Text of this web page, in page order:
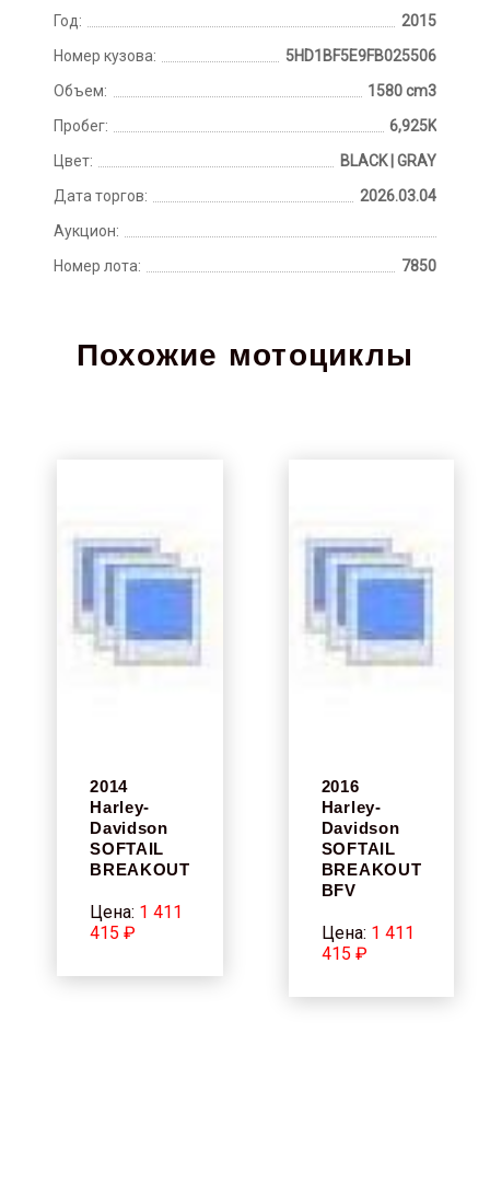
Год:
2015
Номер кузова:
5HD1BF5E9FB025506
Объем:
1580 cm3
Пробег:
6,925K
Цвет:
BLACK | GRAY
Дата торгов:
2026.03.04
Аукцион:
Номер лота:
7850
Похожие мотоциклы
2014
Harley-
Davidson
SOFTAIL
BREAKOUT
Цена: 1 411
415 ₽
2016
Harley-
Davidson
SOFTAIL
BREAKOUT
BFV
Цена: 1 411
415 ₽